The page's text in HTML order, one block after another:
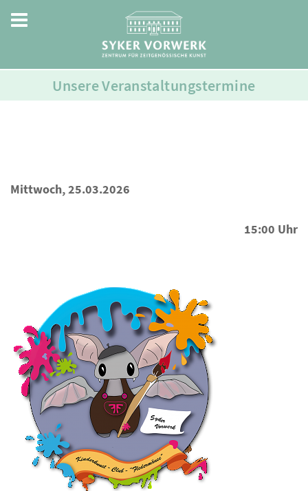
Unsere Veranstaltungstermine
Mittwoch, 25.03.2026
15:00 Uhr